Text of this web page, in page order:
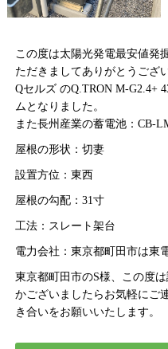
この度は太陽光発電最安値発
ただきましてありがとうござ
Qセルズ のQ.TRON M-G2.4+
ムとなりました。
また長州産業の蓄電池：CB-
屋根の形状：切妻
設置方位：東西
屋根の勾配：31寸
工法：スレート架台
電力会社：東京都町田市は東
東京都町田市のS様、この度
かございましたらお気軽にご
き合いをお願いいたします。